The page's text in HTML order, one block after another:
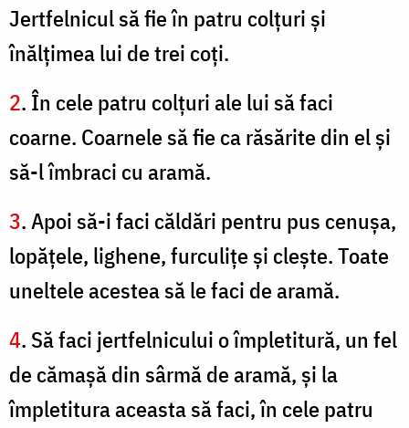
Jertfelnicul să fie în patru colţuri şi
înălţimea lui de trei coţi.
2. În cele patru colţuri ale lui să faci
coarne. Coarnele să fie ca răsărite din el şi
să-l îmbraci cu aramă.
3. Apoi să-i faci căldări pentru pus cenuşa,
lopăţele, lighene, furculiţe şi cleşte. Toate
uneltele acestea să le faci de aramă.
4. Să faci jertfelnicului o împletitură, un fel
de cămaşă din sârmă de aramă, şi la
împletitura aceasta să faci, în cele patru